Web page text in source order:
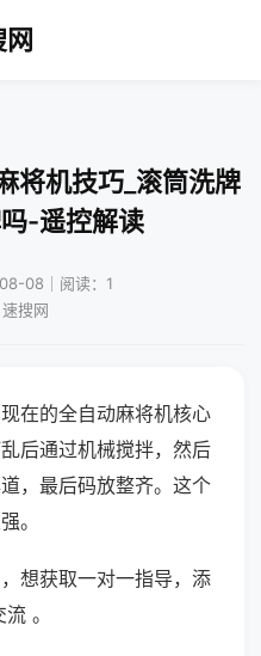
将机技巧_滚筒洗牌
-遥控解读
08｜阅读：1
搜网
在的全自动麻将机核心
后通过机械搅拌，然后
，最后码放整齐。这个
。
想获取一对一指导，添
。